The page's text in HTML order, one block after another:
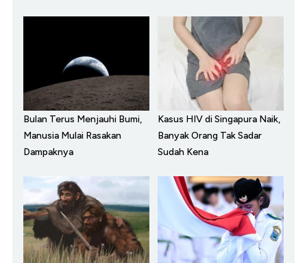
Bulan Terus Menjauhi Bumi,
Manusia Mulai Rasakan
Dampaknya
Kasus HIV di Singapura Naik,
Banyak Orang Tak Sadar
Sudah Kena